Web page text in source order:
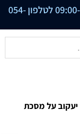
054-
על מסכת